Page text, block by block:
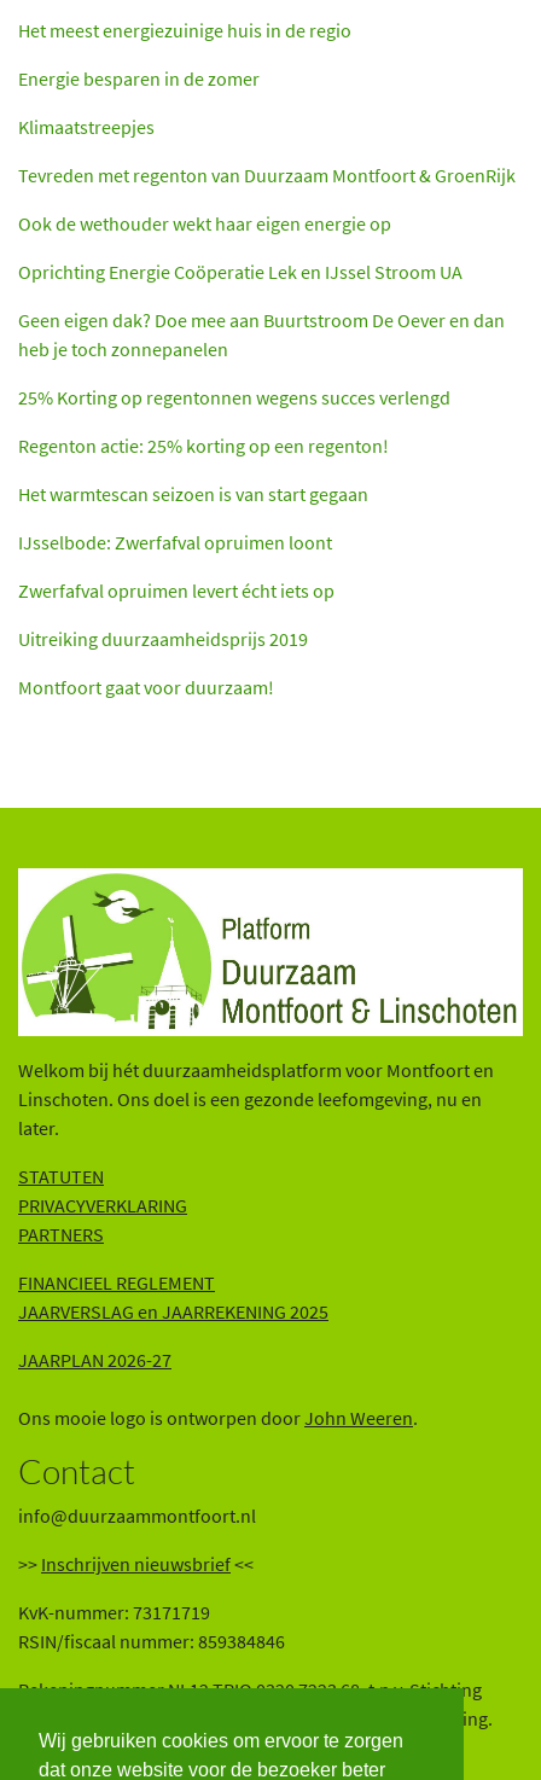
Wij gebruiken cookies om ervoor te zorgen
dat onze website voor de bezoeker beter
Het meest energiezuinige huis in de regio
Energie besparen in de zomer
Klimaatstreepjes
Tevreden met regenton van Duurzaam Montfoort & GroenRijk
Ook de wethouder wekt haar eigen energie op
Oprichting Energie Coöperatie Lek en IJssel Stroom UA
Geen eigen dak? Doe mee aan Buurtstroom De Oever en dan
heb je toch zonnepanelen
25% Korting op regentonnen wegens succes verlengd
Regenton actie: 25% korting op een regenton!
Het warmtescan seizoen is van start gegaan
IJsselbode: Zwerfafval opruimen loont
Zwerfafval opruimen levert écht iets op
Uitreiking duurzaamheidsprijs 2019
Montfoort gaat voor duurzaam!
Welkom bij hét duurzaamheidsplatform voor Montfoort en
Linschoten. Ons doel is een gezonde leefomgeving, nu en
later.
STATUTEN
PRIVACYVERKLARING
PARTNERS
FINANCIEEL REGLEMENT
JAARVERSLAG en JAARREKENING 2025
JAARPLAN 2026-27
Ons mooie logo is ontworpen doorJohn Weeren.
Contact
info@duurzaammontfoort.nl
>> Inschrijven nieuwsbrief<<
KvK-nummer: 73171719
RSIN/fiscaal nummer: 859384846
Rekeningnummer NL12 TRIO 0320 7223 68, t.n.v. Stichting
Platform Duurzaam Montfoort. Wij zijn een ANBI-instelling.
Volg ons op onze sociale media: